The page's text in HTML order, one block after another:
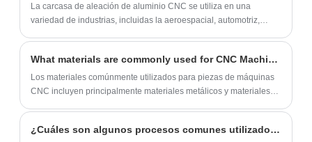
La carcasa de aleación de aluminio CNC se utiliza en una
variedad de industrias, incluidas la aeroespacial, automotriz,
What materials are commonly used for CNC Machine Parts?
Los materiales comúnmente utilizados para piezas de máquinas
CNC incluyen principalmente materiales metálicos y materiales
¿Cuáles son algunos procesos comunes utilizados para formar piezas de chapa metálica?